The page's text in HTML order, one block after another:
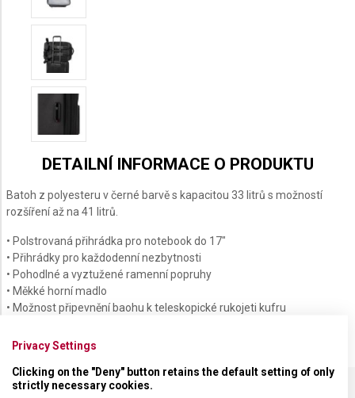
DETAILNÍ INFORMACE O PRODUKTU
Batoh z polyesteru v černé barvě s kapacitou 33 litrů s možností
rozšíření až na 41 litrů.
• Polstrovaná přihrádka pro notebook do 17"
• Přihrádky pro každodenní nezbytnosti
• Pohodlné a vyztužené ramenní popruhy
• Měkké horní madlo
• Možnost připevnění baohu k teleskopické rukojeti kufru
Privacy Settings
Clicking on the "Deny" button retains the default setting of only
strictly necessary cookies.